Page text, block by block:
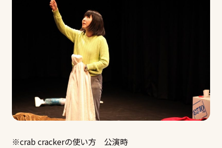
※crab crackerの使い方 公演時